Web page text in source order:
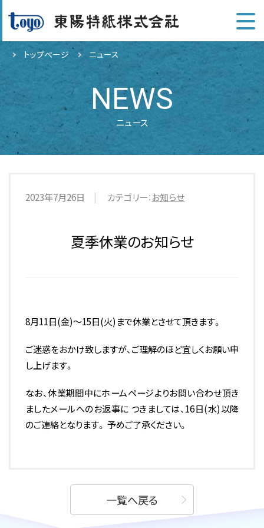
トップページ ニュース
NEWS
ニュース
2023年7月26日 カテゴリー：お知らせ
夏季休業のお知らせ
8月11日(金)～15日(火)まで休業とさせて頂きます。
ご迷惑をおかけ致しますが、ご理解のほど宜しくお願い申
し上げます。
なお、休業期間中にホームページよりお問い合わせ頂き
ましたメールへのお返事に つきましては、16日(水)以降
のご連絡となります。 予めご了承ください。
一覧へ戻る